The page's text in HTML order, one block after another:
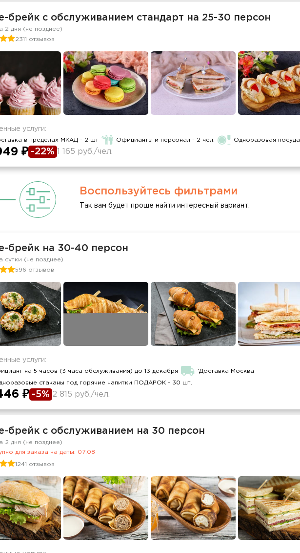
брейк с обслуживанием стандарт на 25-30 персон
2 дня (не позднее)
2311 отзывов
услуги:
в пределах МКАД - 2 шт Официанты и персонал - 2 чел. Одноразовая посуда
₽ -22% 1 165 руб./чел.
Воспользуйтесь фильтрами
Так вам будет проще найти интересный вариант.
брейк на 30-40 персон
сутки (не позднее)
596 отзывов
услуги:
на 5 часов (3 часа обслуживания) до 13 декабря 'Доставка Москва
стаканы под горячие напитки ПОДАРОК - 30 шт.
₽ -5% 2 815 руб./чел.
брейк с обслуживанием на 30 персон
2 дня (не позднее)
для заказа на даты: 07.08
1241 отзывов